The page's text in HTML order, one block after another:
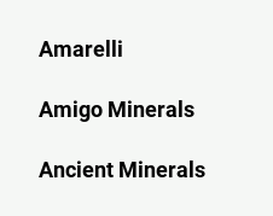
Amarelli
Amigo Minerals
Ancient Minerals